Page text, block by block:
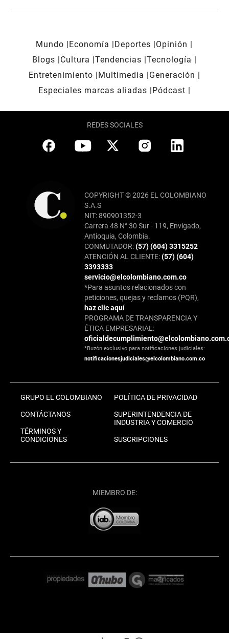
Mundo Economía Deportes
Opinión
Blogs
Cultura Tendencias Tecnología
Entretenimiento
Multimedia
Generación
Especiales marcas aliadas
Pódcast
REDES SOCIALES
COPYRIGHT © 2026 EL COLOMBIANO
S.A.S
NIT: 890901352-3
Carrera 48 N° 30 Sur - 119, Envigado,
Antioquia, Colombia.
CONMUTADOR:(57) (604) 3315252
ATENCIÓN AL CLIENTE:(57) (604)
3393333
servicio@elcolombiano.com.co
*Para asuntos relacionados con
peticiones, quejas y reclamos (PQR),
haz clic aquí
PROGRAMA DE TRANSPARENCIA Y
ÉTICA EMPRESARIAL:
*Buzón exclusivo para notificaciones judiciales:
notificacionesjudiciales@elcolombiano.com.co
GRUPO EL COLOMBIANO
CONTÁCTANOS
TÉRMINOS Y
CONDICIONES
POLÍTICA DE PRIVACIDAD
SUPERINTENDENCIA DE
INDUSTRIA Y COMERCIO
SUSCRIPCIONES
MIEMBRO DE: